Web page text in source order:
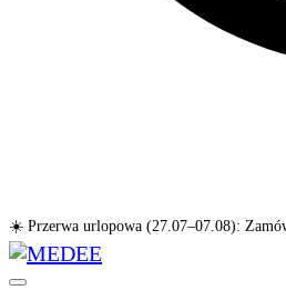
☀️ Przerwa urlopowa (27.07–07.08):